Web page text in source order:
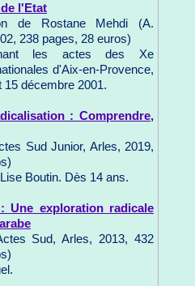
l'Etat
de Rostane Mehdi (A.
238 pages, 28 euros)
les actes des Xe
d'Aix-en-Provence,
15 décembre 2001.
: Comprendre,
Sud Junior, Arles, 2019,
Lise Boutin. Dès 14 ans.
Une exploration radicale
Sud, Arles, 2013, 432